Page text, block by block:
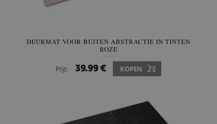
DEURMAT VOOR BUITEN ABSTRACTIE IN TINTEN
ROZE
Prijs: 39.99 € KOPEN